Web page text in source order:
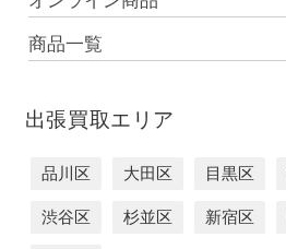
商品一覧
出張買取エリア
品川区 大田区 目黒区
渋谷区 杉並区 新宿区